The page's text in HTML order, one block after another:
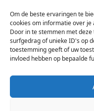
Om de beste ervaringen te
cookies om informatie over
Door in te stemmen met
surfgedrag of unieke ID's op
toestemming geeft of uw
invloed hebben op bepaalde
Vul
hier
je
e-
mailadres
in